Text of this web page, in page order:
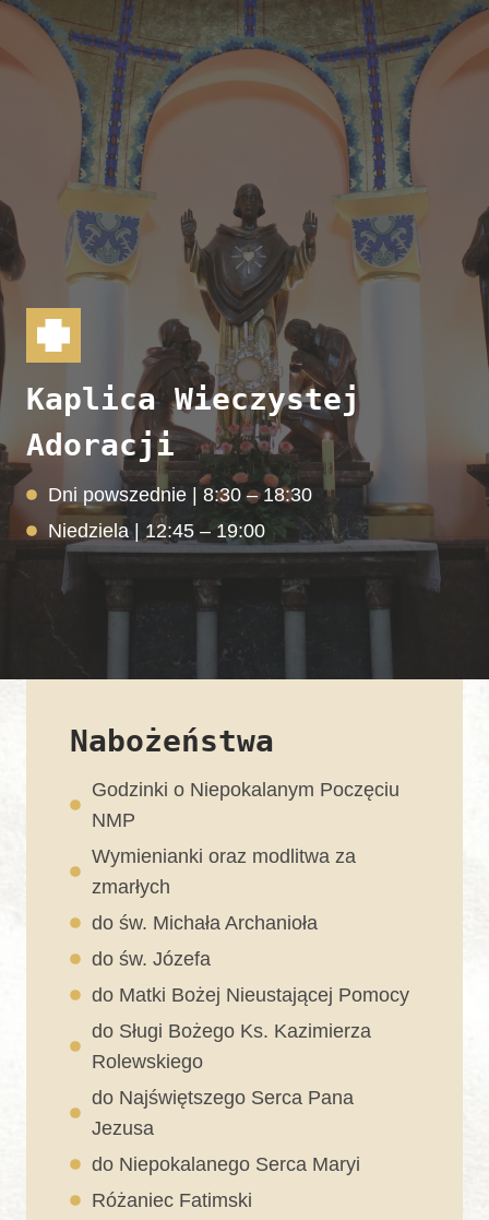
Kaplica Wieczystej
Adoracji
Dni powszednie | 8:30 – 18:30
Niedziela | 12:45 – 19:00
Nabożeństwa
Godzinki o Niepokalanym Poczęciu
NMP
Wymienianki oraz modlitwa za
zmarłych
do św. Michała Archanioła
do św. Józefa
do Matki Bożej Nieustającej Pomocy
do Sługi Bożego Ks. Kazimierza
Rolewskiego
do Najświętszego Serca Pana
Jezusa
do Niepokalanego Serca Maryi
Różaniec Fatimski